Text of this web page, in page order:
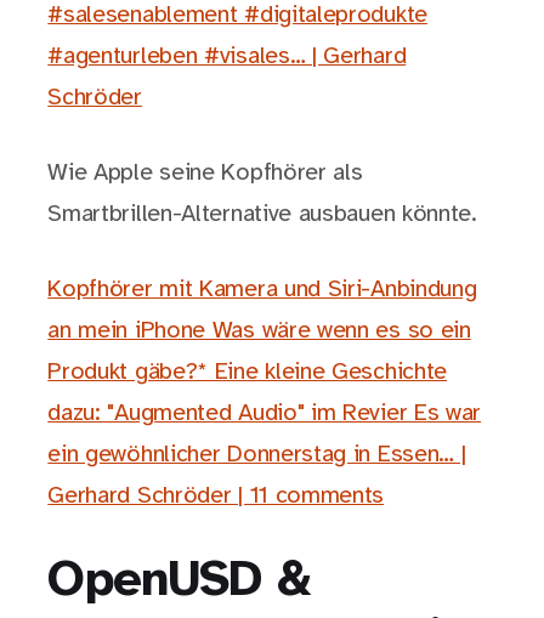
#salesenablement #digitaleprodukte
#agenturleben #visales… | Gerhard
Schröder
Wie Apple seine Kopfhörer als
Smartbrillen-Alternative ausbauen könnte.
Kopfhörer mit Kamera und Siri-Anbindung
an mein iPhone Was wäre wenn es so ein
Produkt gäbe?* Eine kleine Geschichte
dazu: "Augmented Audio" im Revier Es war
ein gewöhnlicher Donnerstag in Essen… |
Gerhard Schröder | 11 comments
OpenUSD &